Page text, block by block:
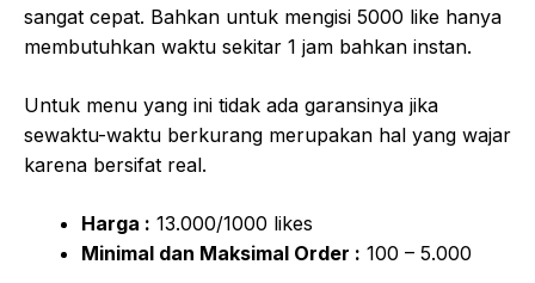
sangat cepat. Bahkan untuk mengisi 5000 like hanya
membutuhkan waktu sekitar 1 jam bahkan instan.
Untuk menu yang ini tidak ada garansinya jika
sewaktu-waktu berkurang merupakan hal yang wajar
karena bersifat real.
Harga : 13.000/1000 likes
Minimal dan Maksimal Order : 100 – 5.000